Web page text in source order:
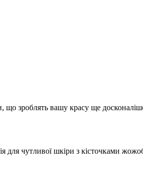
зроблять вашу красу ще
для чутливої шкіри з кісточками